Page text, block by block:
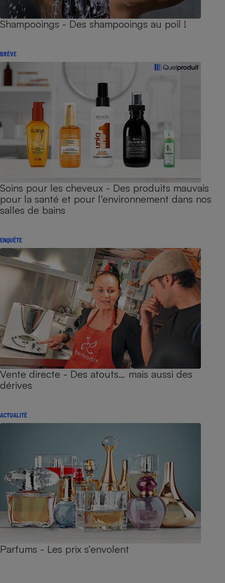
Shampooings - Des shampooings au poil !
BRÈVE
Soins pour les cheveux - Des produits mauvais
pour la santé et pour l’environnement dans nos
salles de bains
ENQUÊTE
Vente directe - Des atouts… mais aussi des
dérives
ACTUALITÉ
Parfums - Les prix s’envolent